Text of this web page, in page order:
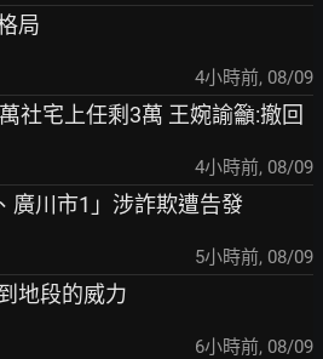
局
4小時前, 08/09
社宅上任剩3萬 王婉諭籲:撤回
4小時前, 08/09
廣川市1」涉詐欺遭告發
5小時前, 08/09
地段的威力
6小時前, 08/09